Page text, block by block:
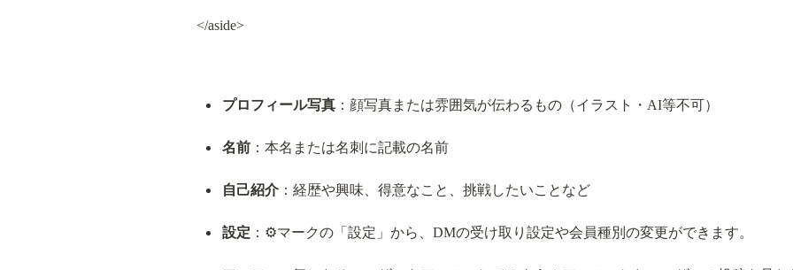
</aside>
プロフィール写真：顔写真または雰囲気が伝わるもの（イラスト・AI等不可）
名前：本名または名刺に記載の名前
自己紹介：経歴や興味、得意なこと、挑戦したいことなど
設定 ：⚙マークの「設定」から、DMの受け取り設定や会員種別の変更ができます。